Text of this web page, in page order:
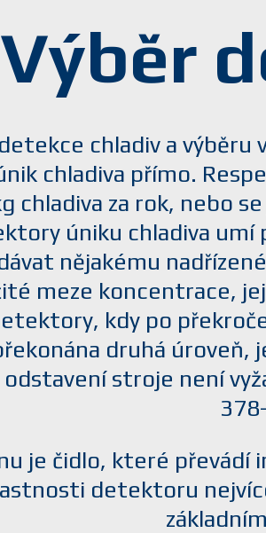
Výběr
chladiv a
chladiva přímo.
chladiva za rok, nebo
úniku chladiva
nějakému
meze koncentrace,
kdy po
druhá úroveň,
stroje není
je čidlo, které
detektoru